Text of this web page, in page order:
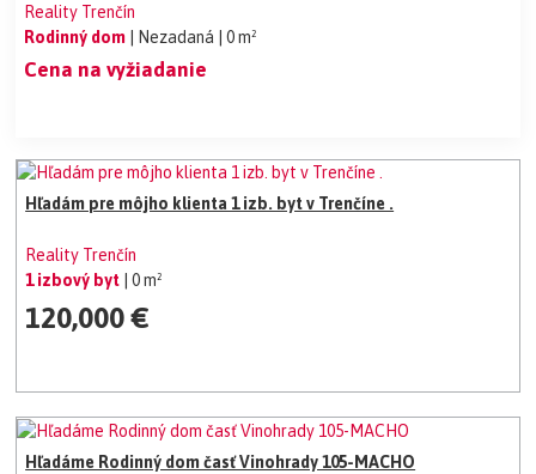
Reality Trenčín
Rodinný dom
| Nezadaná | 0 m²
Cena na vyžiadanie
Hľadám pre môjho klienta 1 izb. byt v Trenčíne .
Reality Trenčín
1 izbový byt
| 0 m²
120,000 €
Hľadáme Rodinný dom časť Vinohrady 105-MACHO